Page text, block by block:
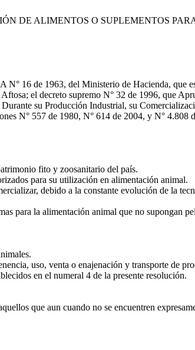
DE ALIMENTOS O SUPLEMENTOS
16 de 1963, del Ministerio de Hacienda, que
el decreto supremo N° 32 de 1996, que
su Producción Industrial, su
N° 557 de 1980, N° 614 de 2004, y N°
fito y zoosanitario del país.
para su utilización en alimentación animal.
debido a la constante evolución de la
para la alimentación animal que no supongan
uso, venta o enajenación y transporte de
en el numeral 4 de la presente resolución.
que aun cuando no se encuentren